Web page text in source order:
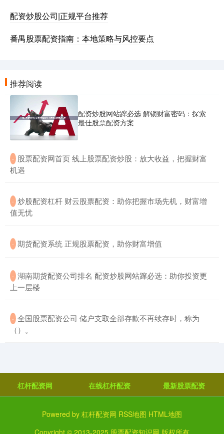
配资炒股公司|正规平台推荐
番禺股票配资指南：本地策略与风控要点
推荐阅读
配资炒股网站蹿必选 解锁财富密码：探索
最佳股票配资方案
· ​股票配资网首页 线上股票配资炒股：放大收益，把握财富
机遇
· ​炒股配资杠杆 财云股票配资：助你把握市场先机，财富增
值无忧
· ​期货配资系统 正规股票配资，助你财富增值
· ​湖南期货配资公司排名 配资炒股网站蹿必选：助你投资更
上一层楼
· ​全国股票配资公司 储户支取全部存款不再续存时，称为
（）。
杠杆配资网 在线杠杆配资 最新股票配资
Powered by 杠杆配资网 RSS地图 HTML地图